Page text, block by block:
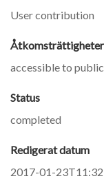
User contribution
Åtkomsträttigheter
accessible to public
Status
completed
Redigerat datum
2017-01-